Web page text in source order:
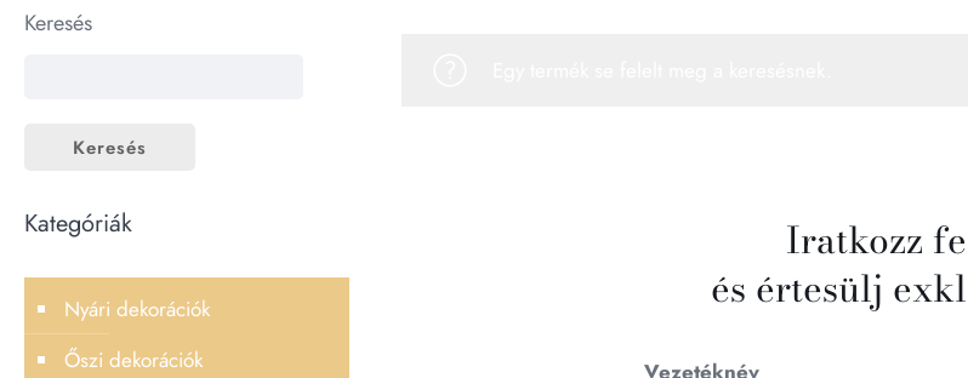
Iratkozz
és értesülj
Vezetéknév
Keresés
Keresés
Kategóriák
Nyári dekorációk
Őszi dekorációk